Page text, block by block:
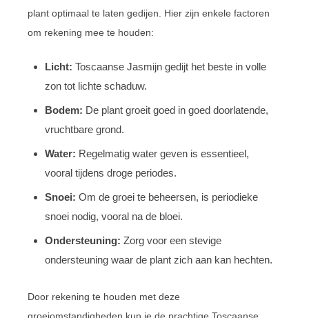
plant optimaal te laten gedijen. Hier zijn enkele factoren
om rekening mee te houden:
Licht: Toscaanse Jasmijn gedijt het beste in volle
zon tot lichte schaduw.
Bodem: De plant groeit goed in goed doorlatende,
vruchtbare grond.
Water: Regelmatig water geven is essentieel,
vooral tijdens droge periodes.
Snoei: Om de groei te beheersen, is periodieke
snoei nodig, vooral na de bloei.
Ondersteuning: Zorg voor een stevige
ondersteuning waar de plant zich aan kan hechten.
Door rekening te houden met deze